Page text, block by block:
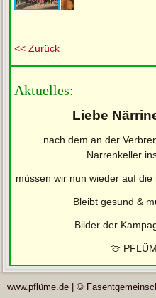
<< Zurück
Aktuelles:
Liebe
nach dem an der
Narrenkeller
müssen wir nun wieder auf
Bleibt gesund &
Bilder der
🍈
www.pflüme.de | ©